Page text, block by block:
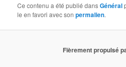
Ce contenu a été publié dansGénéral
le en favori avec sonpermalien.
Fièrement propulsé